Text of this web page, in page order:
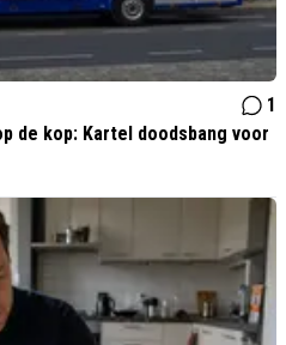
1
de kop: Kartel doodsbang voor